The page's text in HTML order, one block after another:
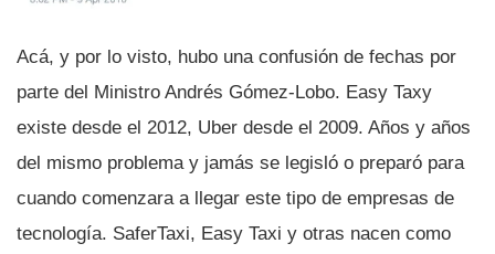
Acá, y por lo visto, hubo una confusión de fechas por
parte del Ministro Andrés Gómez-Lobo. Easy Taxy
existe desde el 2012, Uber desde el 2009. Años y años
del mismo problema y jamás se legisló o preparó para
cuando comenzara a llegar este tipo de empresas de
tecnologí­a. SaferTaxi, Easy Taxi y otras nacen como